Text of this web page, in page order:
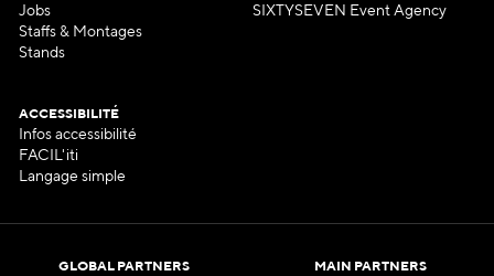
Jobs
Staffs & Montages
Stands
SIXTYSEVEN Event Agency
ACCESSIBILITÉ
Infos accessibilité
FACIL'iti
Langage simple
GLOBAL PARTNERS MAIN PARTNERS